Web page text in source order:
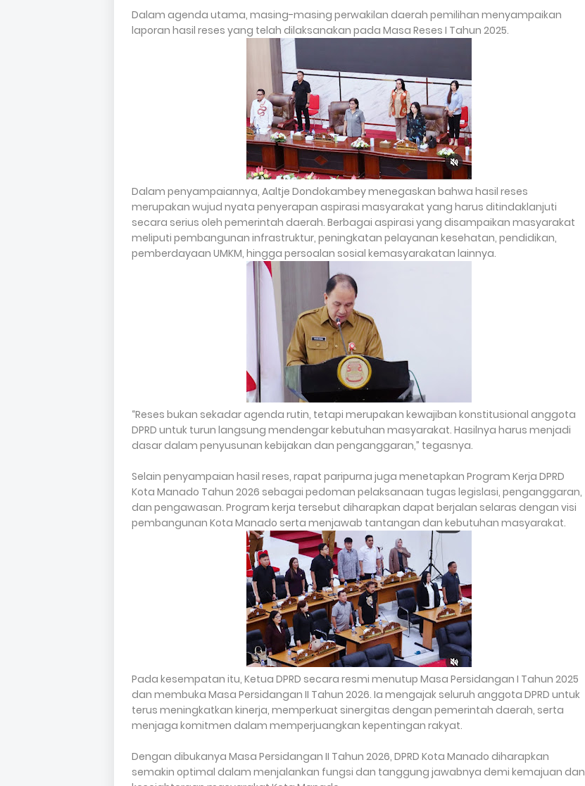
Dalam agenda utama, masing-masing perwakilan daerah pemilihan menyampaikan
laporan hasil reses yang telah dilaksanakan pada Masa Reses I Tahun 2025.
Dalam penyampaiannya, Aaltje Dondokambey menegaskan bahwa hasil reses
merupakan wujud nyata penyerapan aspirasi masyarakat yang harus ditindaklanjuti
secara serius oleh pemerintah daerah. Berbagai aspirasi yang disampaikan masyarakat
meliputi pembangunan infrastruktur, peningkatan pelayanan kesehatan, pendidikan,
pemberdayaan UMKM, hingga persoalan sosial kemasyarakatan lainnya.
“Reses bukan sekadar agenda rutin, tetapi merupakan kewajiban konstitusional anggota
DPRD untuk turun langsung mendengar kebutuhan masyarakat. Hasilnya harus menjadi
dasar dalam penyusunan kebijakan dan penganggaran,” tegasnya.
Selain penyampaian hasil reses, rapat paripurna juga menetapkan Program Kerja DPRD
Kota Manado Tahun 2026 sebagai pedoman pelaksanaan tugas legislasi, penganggaran,
dan pengawasan. Program kerja tersebut diharapkan dapat berjalan selaras dengan visi
pembangunan Kota Manado serta menjawab tantangan dan kebutuhan masyarakat.
Pada kesempatan itu, Ketua DPRD secara resmi menutup Masa Persidangan I Tahun 2025
dan membuka Masa Persidangan II Tahun 2026. Ia mengajak seluruh anggota DPRD untuk
terus meningkatkan kinerja, memperkuat sinergitas dengan pemerintah daerah, serta
menjaga komitmen dalam memperjuangkan kepentingan rakyat.
Dengan dibukanya Masa Persidangan II Tahun 2026, DPRD Kota Manado diharapkan
semakin optimal dalam menjalankan fungsi dan tanggung jawabnya demi kemajuan dan